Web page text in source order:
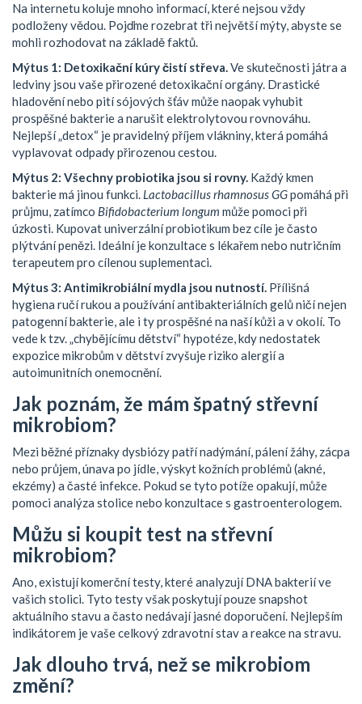
Na internetu koluje mnoho informací, které nejsou vždy
podloženy vědou. Pojďme rozebrat tři největší mýty, abyste se
mohli rozhodovat na základě faktů.
Mýtus 1: Detoxikační kúry čistí střeva.Ve skutečnosti játra a
ledviny jsou vaše přirozené detoxikační orgány. Drastické
hladovění nebo pití sójových šťáv může naopak vyhubit
prospěšné bakterie a narušit elektrolytovou rovnováhu.
Nejlepší „detox“ je pravidelný příjem vlákniny, která pomáhá
vyplavovat odpady přirozenou cestou.
Mýtus 2: Všechny probiotika jsou si rovny. Každý kmen
bakterie má jinou funkci. Lactobacillus rhamnosus GGpomáhá při
průjmu, zatímco Bifidobacterium longum může pomoci při
úzkosti. Kupovat univerzální probiotikum bez cíle je často
plýtvání penězi. Ideální je konzultace s lékařem nebo nutričním
terapeutem pro cílenou suplementaci.
Mýtus 3: Antimikrobiální mydla jsou nutností. Přílišná
hygiena ručí rukou a používání antibakteriálních gelů ničí nejen
patogenní bakterie, ale i ty prospěšné na naší kůži a v okolí. To
vede k tzv. „chybějícímu dětství“ hypotéze, kdy nedostatek
expozice mikrobům v dětství zvyšuje riziko alergií a
autoimunitních onemocnění.
Jak poznám, že mám špatný střevní
mikrobiom?
Mezi běžné příznaky dysbiózy patří nadýmání, pálení žáhy, zácpa
nebo průjem, únava po jídle, výskyt kožních problémů (akné,
ekzémy) a časté infekce. Pokud se tyto potíže opakují, může
pomoci analýza stolice nebo konzultace s gastroenterologem.
Můžu si koupit test na střevní
mikrobiom?
Ano, existují komerční testy, které analyzují DNA bakterií ve
vašich stolici. Tyto testy však poskytují pouze snapshot
aktuálního stavu a často nedávají jasné doporučení. Nejlepším
indikátorem je vaše celkový zdravotní stav a reakce na stravu.
Jak dlouho trvá, než se mikrobiom
změní?